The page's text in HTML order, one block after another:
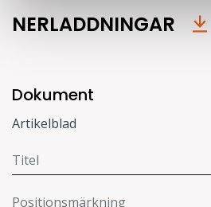
NERLADDNINGAR
Dokument
Artikelblad